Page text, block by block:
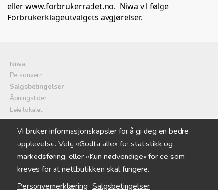
ellerwww.forbrukerradet.no. Niwa vil følge
Forbrukerklageutvalgets avgjørelser.
Vi bruker informasjonskapsler for å gi deg en bedre
opplevelse. Velg «Godta alle» for statistikk og
markedsføring, eller «Kun nødvendige» for de som
kreves for at nettbutikken skal fungere.
Personvernerklæring Salgsbetingelser
Niwa
Personvern
Salgsbetingelser
Åpningstider
Leie lokalet
Selskapsmeny/catering
Logg inn
Cookie-innstillinger